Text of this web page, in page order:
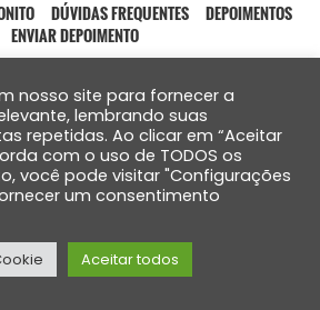
DÚVIDAS FREQUENTES
DEPOIMENTOS
ENVIAR DEPOIMENTO
direitos reservados – 2021
por:
nosso site para fornecer a
lembrando suas
repetidas. Ao clicar em “Aceitar
com o uso de TODOS os
você pode visitar "Configurações
um consentimento
Aceitar todos